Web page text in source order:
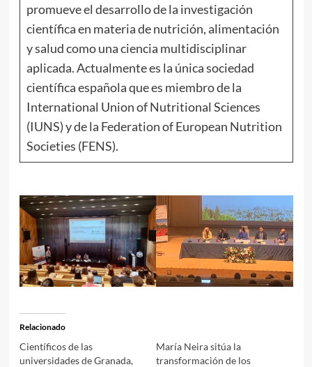
promueve el desarrollo de la investigación
científica en materia de nutrición, alimentación
y salud como una ciencia multidisciplinar
aplicada. Actualmente es la única sociedad
científica española que es miembro de la
International Union of Nutritional Sciences
(IUNS) y de la Federation of European Nutrition
Societies (FENS).
Relacionado
Científicos de las
universidades de Granada,
María Neira sitúa la
transformación de los